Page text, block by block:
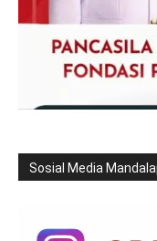
Sosial Media